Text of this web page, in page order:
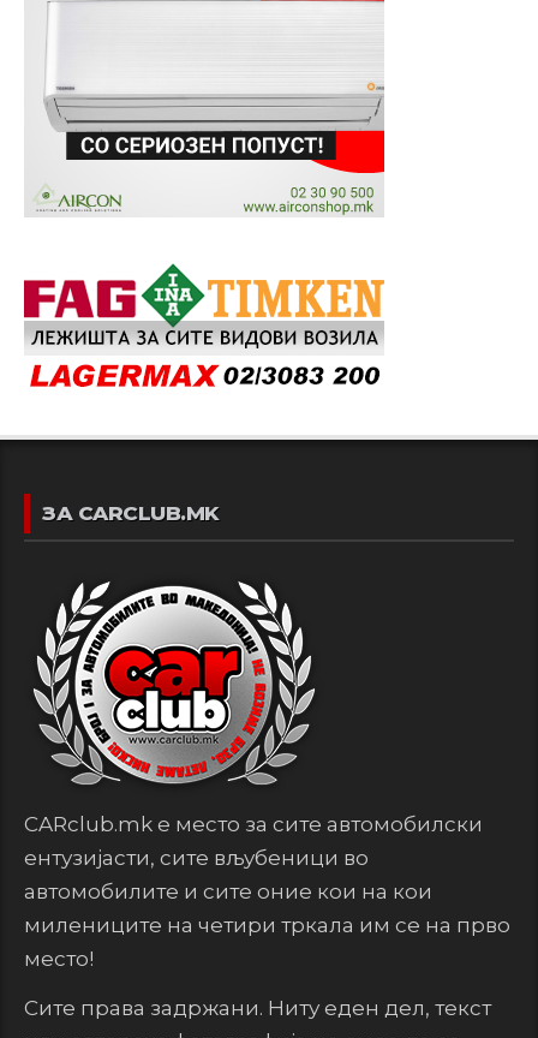
ЗА CARCLUB.MK
CARclub.mk е место за сите автомобилски
ентузијасти, сите вљубеници во
автомобилите и сите оние кои на кои
милениците на четири тркала им се на прво
место!
Сите права задржани. Ниту еден дел, текст